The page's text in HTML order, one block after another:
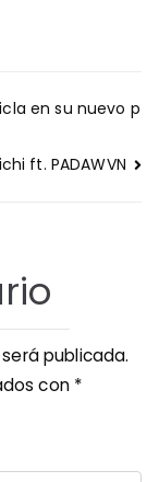
en su nuevo p
ft. PADAWVN
publicada.
con *